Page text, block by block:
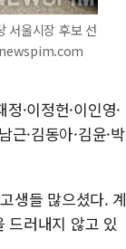
서울시장 후보 선
·이정헌·이인영·
·김동아·김윤·박
생들 많으셨다. 계
드러내지 않고 있